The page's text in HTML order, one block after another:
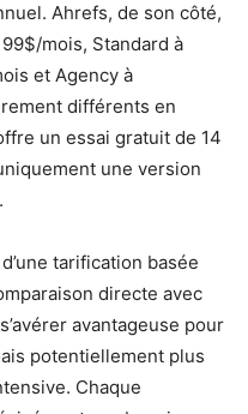
Ahrefs, de son côté,
mois, Standard à
et Agency à
différents en
un essai gratuit de 14
une version
tarification basée
directe avec
avantageuse pour
potentiellement plus
Chaque